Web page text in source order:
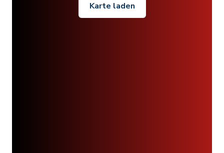
Karte laden